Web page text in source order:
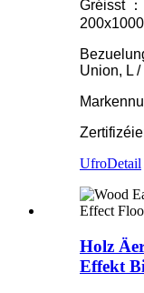
Gréisst
Union, L /
UfroDetail
Holz
Effekt